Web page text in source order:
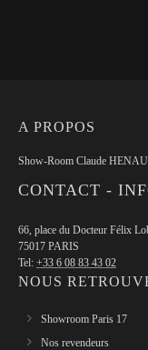
A PROPOS
Show-Room Claude
CONTACT -
66, place du Docteur Félix
75017 PARIS
Tel: +33 6 08 83 43 02
NOUS
Showroom Paris 17
Nos revendeurs